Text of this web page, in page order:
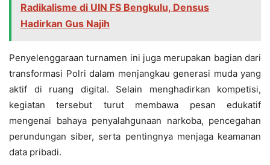
Radikalisme di UIN FS Bengkulu, Densus
Hadirkan Gus Najih
Penyelenggaraan turnamen ini juga merupakan bagian dari
transformasi Polri dalam menjangkau generasi muda yang
aktif di ruang digital. Selain menghadirkan kompetisi,
kegiatan tersebut turut membawa pesan edukatif
mengenai bahaya penyalahgunaan narkoba, pencegahan
perundungan siber, serta pentingnya menjaga keamanan
data pribadi.